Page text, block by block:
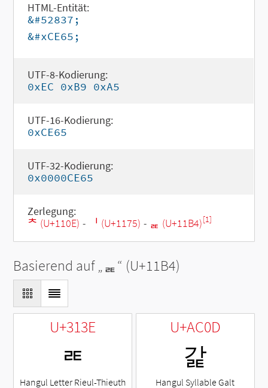
HTML-Entität:
&#52837;
&#xCE65;
UTF-8-Kodierung:
0xEC 0xB9 0xA5
UTF-16-Kodierung:
0xCE65
UTF-32-Kodierung:
0x0000CE65
Zerlegung:
ᄎ (U+110E) - ᅵ (U+1175) - ᆴ (U+11B4)[1]
Basierend auf „ᆴ“ (U+11B4)
U+313E
ㄾ
Hangul Letter Rieul-Thieuth
U+AC0D
갍
Hangul Syllable Galt